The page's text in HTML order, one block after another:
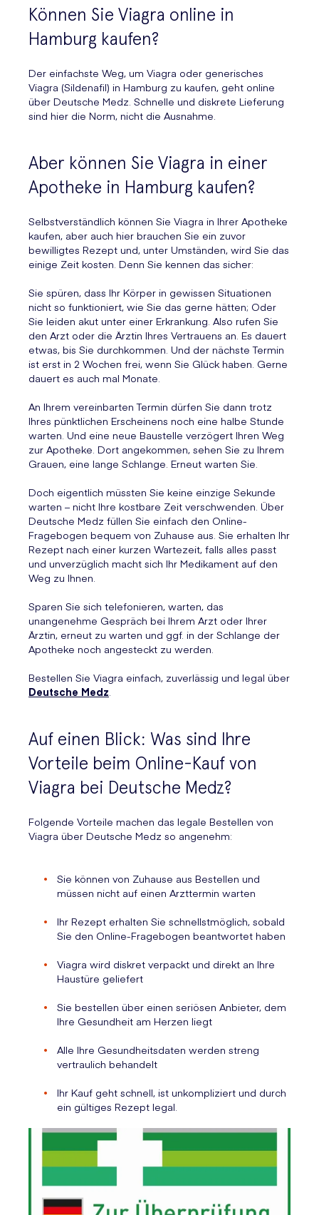
Können Sie Viagra online in
Hamburg kaufen?
Der einfachste Weg, um Viagra oder generisches
Viagra (Sildenafil) in Hamburg zu kaufen, geht online
über Deutsche Medz. Schnelle und diskrete Lieferung
sind hier die Norm, nicht die Ausnahme.
Aber können Sie Viagra in einer
Apotheke in Hamburg kaufen?
Selbstverständlich können Sie Viagra in Ihrer Apotheke
kaufen, aber auch hier brauchen Sie ein zuvor
bewilligtes Rezept und, unter Umständen, wird Sie das
einige Zeit kosten. Denn Sie kennen das sicher:
Sie spüren, dass Ihr Körper in gewissen Situationen
nicht so funktioniert, wie Sie das gerne hätten; Oder
Sie leiden akut unter einer Erkrankung. Also rufen Sie
den Arzt oder die Ärztin Ihres Vertrauens an. Es dauert
etwas, bis Sie durchkommen. Und der nächste Termin
ist erst in 2 Wochen frei, wenn Sie Glück haben. Gerne
dauert es auch mal Monate.
An Ihrem vereinbarten Termin dürfen Sie dann trotz
Ihres pünktlichen Erscheinens noch eine halbe Stunde
warten. Und eine neue Baustelle verzögert Ihren Weg
zur Apotheke. Dort angekommen, sehen Sie zu Ihrem
Grauen, eine lange Schlange. Erneut warten Sie.
Doch eigentlich müssten Sie keine einzige Sekunde
warten – nicht Ihre kostbare Zeit verschwenden. Über
Deutsche Medz füllen Sie einfach den Online-
Fragebogen bequem von Zuhause aus. Sie erhalten Ihr
Rezept nach einer kurzen Wartezeit, falls alles passt
und unverzüglich macht sich Ihr Medikament auf den
Weg zu Ihnen.
Sparen Sie sich telefonieren, warten, das
unangenehme Gespräch bei Ihrem Arzt oder Ihrer
Ärztin, erneut zu warten und ggf. in der Schlange der
Apotheke noch angesteckt zu werden.
Bestellen Sie Viagra einfach, zuverlässig und legal über
Deutsche Medz
Auf einen Blick: Was sind Ihre
Vorteile beim Online-Kauf von
Viagra bei Deutsche Medz?
Folgende Vorteile machen das legale Bestellen von
Viagra über Deutsche Medz so angenehm:
Sie können von Zuhause aus Bestellen und
müssen nicht auf einen Arzttermin warten
Ihr Rezept erhalten Sie schnellstmöglich, sobald
Sie den Online-Fragebogen beantwortet haben
Viagra wird diskret verpackt und direkt an Ihre
Haustüre geliefert
Sie bestellen über einen seriösen Anbieter, dem
Ihre Gesundheit am Herzen liegt
Alle Ihre Gesundheitsdaten werden streng
vertraulich behandelt
Ihr Kauf geht schnell, ist unkompliziert und durch
ein gültiges Rezept legal.